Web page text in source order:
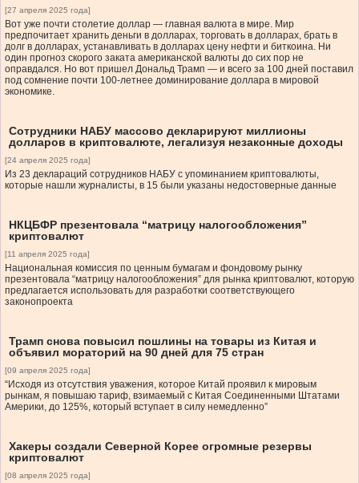
[27 апреля 2025 года]
Вот уже почти столетие доллар — главная валюта в мире. Мир
предпочитает хранить деньги в долларах, торговать в долларах, брать в
долг в долларах, устанавливать в долларах цену нефти и биткоина. Ни
один прогноз скорого заката американской валюты до сих пор не
оправдался. Но вот пришел Дональд Трамп — и всего за 100 дней поставил
под сомнение почти 100-летнее доминирование доллара в мировой
экономике.
Сотрудники НАБУ массово декларируют миллионы
долларов в криптовалюте, легализуя незаконные доходы
[24 апреля 2025 года]
Из 23 деклараций сотрудников НАБУ с упоминанием криптовалюты,
которые нашли журналисты, в 15 были указаны недостоверные данные
НКЦБФР презентовала “матрицу налогообложения”
криптовалют
[11 апреля 2025 года]
Национальная комиссия по ценным бумагам и фондовому рынку
презентовала “матрицу налогообложения” для рынка криптовалют, которую
предлагается использовать для разработки соответствующего
законопроекта
Трамп снова повысил пошлины на товары из Китая и
объявил мораторий на 90 дней для 75 стран
[09 апреля 2025 года]
“Исходя из отсутствия уважения, которое Китай проявил к мировым
рынкам, я повышаю тариф, взимаемый с Китая Соединенными Штатами
Америки, до 125%, который вступает в силу немедленно”
Хакеры создали Северной Корее огромные резервы
криптовалют
[08 апреля 2025 года]